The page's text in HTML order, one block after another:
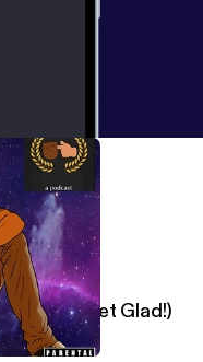
And Get Glad!)